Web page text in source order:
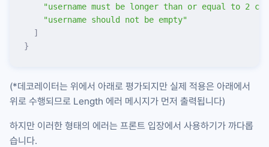
    "
username must be longer than or equal to 2
    "
username should not be empty"
  ]
}
(*데코레이터는 위에서 아래로 평가되지만 실제 적용은 아래에서
위로 수행되므로 Length 에러 메시지가 먼저 출력됩니다)
하지만 이러한 형태의 에러는 프론트 입장에서 사용하기가 까다롭
습니다.